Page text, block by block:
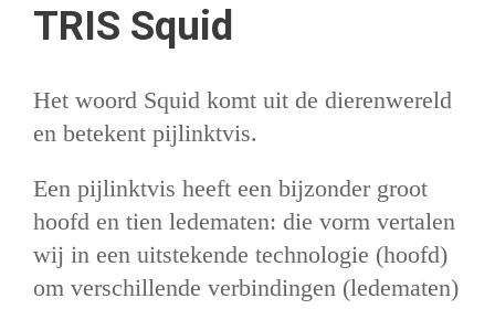
TRIS Squid
Het woord Squid komt uit de dierenwereld
en betekent pijlinktvis.
Een pijlinktvis heeft een bijzonder groot
hoofd en tien ledematen: die vorm vertalen
wij in een uitstekende technologie (hoofd)
om verschillende verbindingen (ledematen)